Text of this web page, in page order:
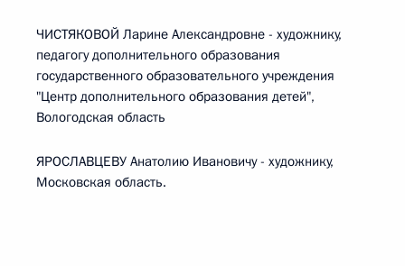
ЧИСТЯКОВОЙ Ларине Александровне - художнику,
педагогу дополнительного образования
государственного образовательного учреждения
"Центр дополнительного образования детей",
Вологодская область
ЯРОСЛАВЦЕВУ Анатолию Ивановичу - художнику,
Московская область.